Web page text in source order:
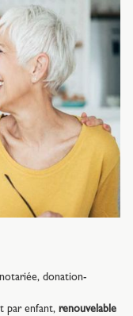
donation-
par enfant, renouvelable